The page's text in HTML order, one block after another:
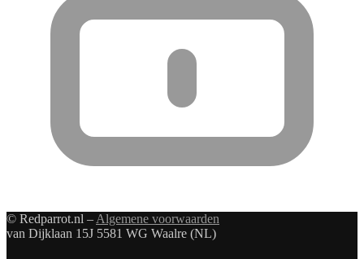
© Redparrot.nl – Algemene voorwaarden
van Dijklaan 15J 5581 WG Waalre (NL)